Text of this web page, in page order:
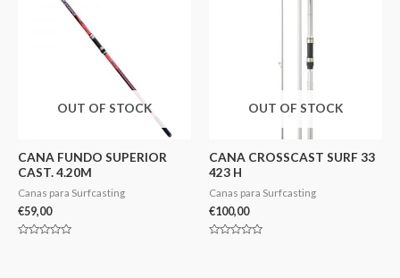
OUT OF STOCK
CANA FUNDO SUPERIOR
CAST. 4.20M
Canas para Surfcasting
€59,00
OUT OF STOCK
CANA CROSSCAST SURF 33
423 H
Canas para Surfcasting
€100,00